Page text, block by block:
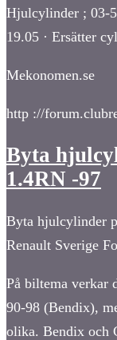
Hjulcylinder ; 03-
19.05 · Ersätter
Mekonomen.se
http ://
Byta
1.4RN -97
Byta hjulcylinder
Renault Sverige
På biltema verkar
90-98 (Bendix),
olika. Bendix och